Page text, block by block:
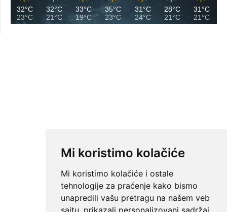
Mi koristimo kolačiće
Mi koristimo kolačiće i ostale
tehnologije za praćenje kako bismo
unapredili vašu pretragu na našem veb
sajtu, prikazali personalizovani sadržaj
32°C
23°C
32°C
21°C
33°C
19°C
35°C
23°C
31°C
24°C
28°C
21°C
31°C
21°C